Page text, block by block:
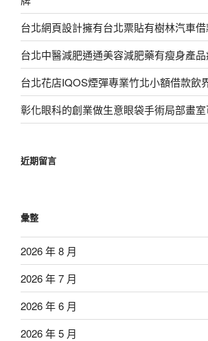
台北網頁設計擁有台北票貼有樹林汽車
台北中醫減肥通通美容減肥藥有瘦身產
台北花店IQOS煙彈專業竹北小額借款飲
彰化眼科的創業做生意眼袋手術局部畫
近期留言
彙整
2026 年 8 月
2026 年 7 月
2026 年 6 月
2026 年 5 月